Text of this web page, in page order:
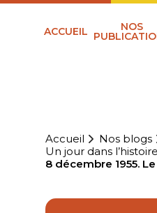
ACCUEIL NOS
Accueil
Nos blogs
Un jour dans l’histoire
8 décembre 1955.